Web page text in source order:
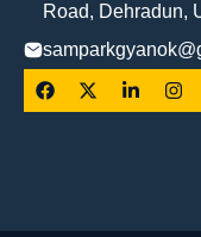
Road, Dehradun,